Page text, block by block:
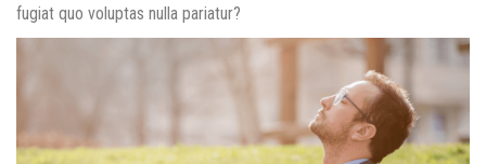
fugiat quo voluptas nulla pariatur?